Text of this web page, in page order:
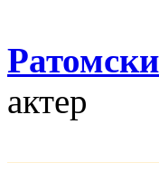
актер